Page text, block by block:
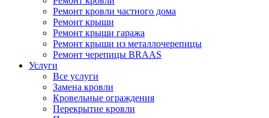
Ремонт кровли частного дома
Ремонт крыши
Ремонт крыши гаража
Ремонт крыши из металлочерепицы
Ремонт черепицы BRAAS
Услуги
Все услуги
Замена кровли
Кровельные ограждения
Перекрытие кровли